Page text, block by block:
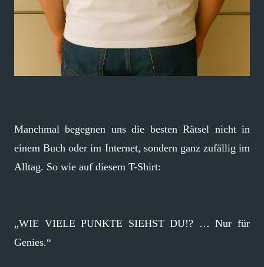
Manchmal begegnen uns die besten Rätsel nicht in
einem Buch oder im Internet, sondern ganz zufällig im
Alltag. So wie auf diesem T-Shirt:
„WIE VIELE PUNKTE SIEHST DU!? … Nur für
Genies.“